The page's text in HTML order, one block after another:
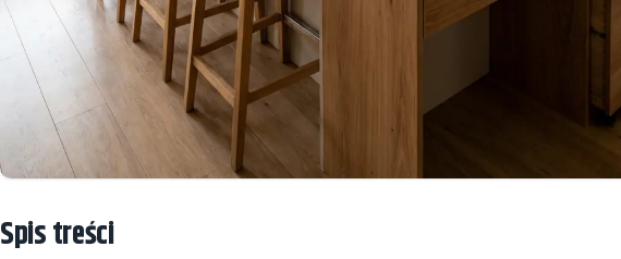
Spis treści